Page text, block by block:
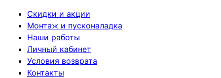
Скидки и акции
Монтаж и пусконаладка
Наши работы
Личный кабинет
Условия возврата
Контакты